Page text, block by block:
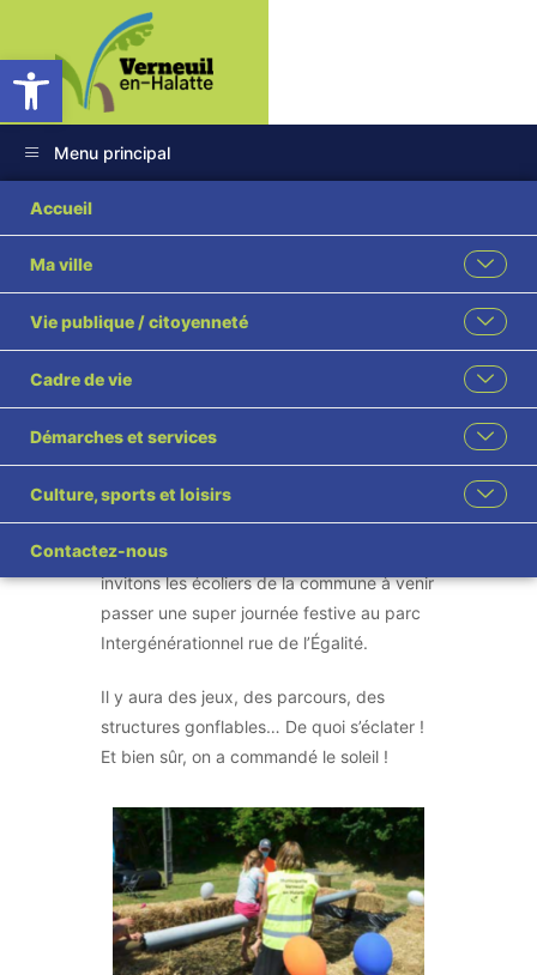
Ouvrir la barre d’outils
Menu principal
Accueil
Ma ville
Vie publique / citoyenneté
Cadre de vie
Démarches et services
Culture, sports et loisirs
Contactez-nous
2eme édition des
Verneuil Games
Compte tenu des retours très positifs de
2021, nous renouvelons la fête en 2022 et
invitons les écoliers de la commune à venir
passer une super journée festive au parc
Intergénérationnel rue de l’Égalité.
Il y aura des jeux, des parcours, des
structures gonflables… De quoi s’éclater !
Et bien sûr, on a commandé le soleil !